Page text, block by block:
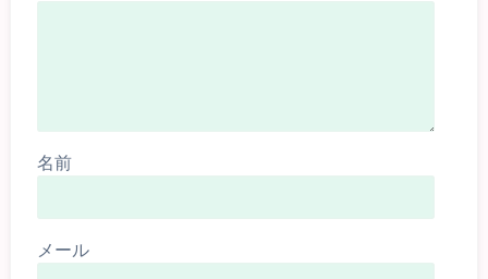
名前
メール